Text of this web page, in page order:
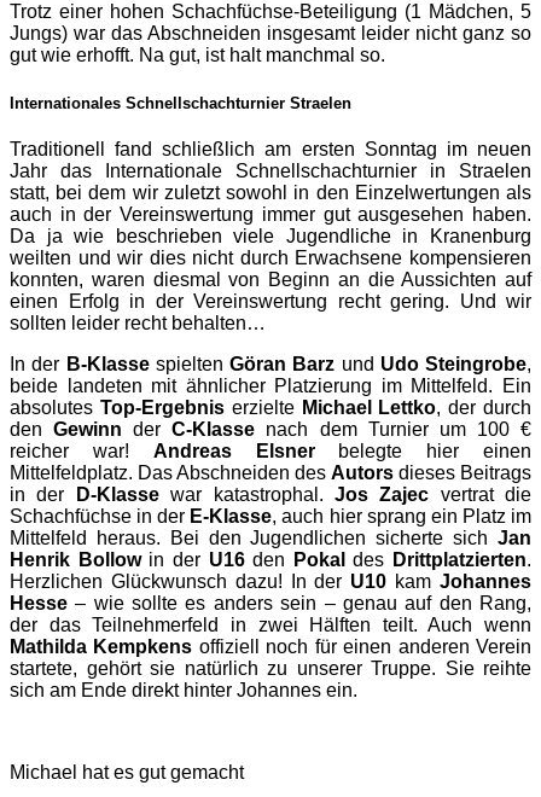
Trotz einer hohen Schachfüchse-Beteiligung (1 Mädchen, 5
Jungs) war das Abschneiden insgesamt leider nicht ganz so
gut wie erhofft. Na gut, ist halt manchmal so.
Internationales Schnellschachturnier Straelen
Traditionell fand schließlich am ersten Sonntag im neuen
Jahr das Internationale Schnellschachturnier in Straelen
statt, bei dem wir zuletzt sowohl in den Einzelwertungen als
auch in der Vereinswertung immer gut ausgesehen haben.
Da ja wie beschrieben viele Jugendliche in Kranenburg
weilten und wir dies nicht durch Erwachsene kompensieren
konnten, waren diesmal von Beginn an die Aussichten auf
einen Erfolg in der Vereinswertung recht gering. Und wir
sollten leider recht behalten…
In der B-Klassespielten Göran Barz und Udo Steingrobe,
beide landeten mit ähnlicher Platzierung im Mittelfeld. Ein
absolutes Top-Ergebniserzielte Michael Lettko, der durch
denGewinn derC-Klasse nach dem Turnier um 100 €
reicher war! Andreas Elsnerbelegte hier einen
Mittelfeldplatz. Das Abschneiden des Autors dieses Beitrags
in der
D-Klassewar katastrophal. Jos Zajec vertrat die
Schachfüchse in der E-Klasse, auch hier sprang ein Platz im
Mittelfeld heraus. Bei den Jugendlichen sicherte sich Jan
Henrik Bollowin der U16den Pokal des Drittplatzierten.
Herzlichen Glückwunsch dazu! In der U10 kamJohannes
Hesse – wie sollte es anders sein – genau auf den Rang,
der das Teilnehmerfeld in zwei Hälften teilt. Auch wenn
Mathilda Kempkens offiziell noch für einen anderen Verein
startete, gehört sie natürlich zu unserer Truppe. Sie reihte
sich am Ende direkt hinter Johannes ein.
Michael hat es gut gemacht